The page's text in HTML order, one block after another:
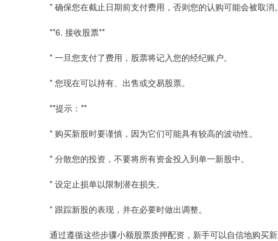
* 确保您在截止日期前支付费用，否则您的认购可能会被取消。
**6. 接收股票**
* 一旦您支付了费用，股票将记入您的经纪账户。
* 您现在可以持有、出售或交易股票。
**提示：**
* 购买新股时要谨慎，因为它们可能具有较高的波动性。
* 分散您的投资，不要将所有资金投入到单一新股中。
* 设定止损单以限制潜在损失。
* 跟踪新股的表现，并在必要时做出调整。
通过遵循这些步骤小额股票质押配资，新手可以自信地购买